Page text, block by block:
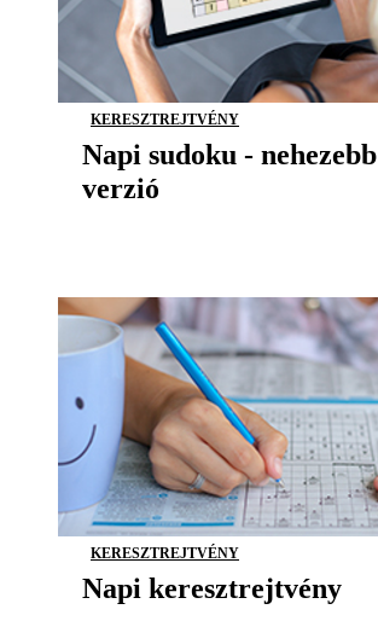
KERESZTREJTVÉNY
Napi sudoku - nehezebb
verzió
KERESZTREJTVÉNY
Napi keresztrejtvény